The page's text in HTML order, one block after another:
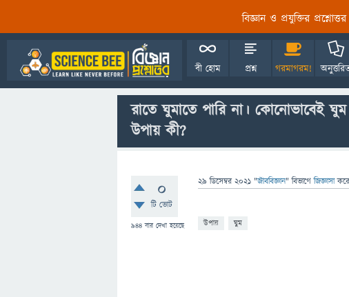
বিজ্ঞান ও প্রযুক্তির
বী হোম প্রশ্ন গরমাগরম!
রাতে ঘুমাতে পারি না। কোনোভাবেই
উপায় কী?
0
টি ভোট
944 বার দেখা হয়েছে
29 ডিসেম্বর 2021 "জীববিজ্ঞান" বিভাগে জিজ্ঞাসা
উপায় ঘুম